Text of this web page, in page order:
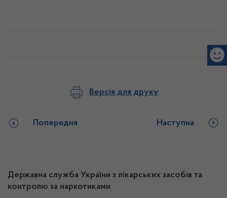
Версія для друку
Попередня Наступна
Державна служба України з лікарських засобів та
контролю за наркотиками